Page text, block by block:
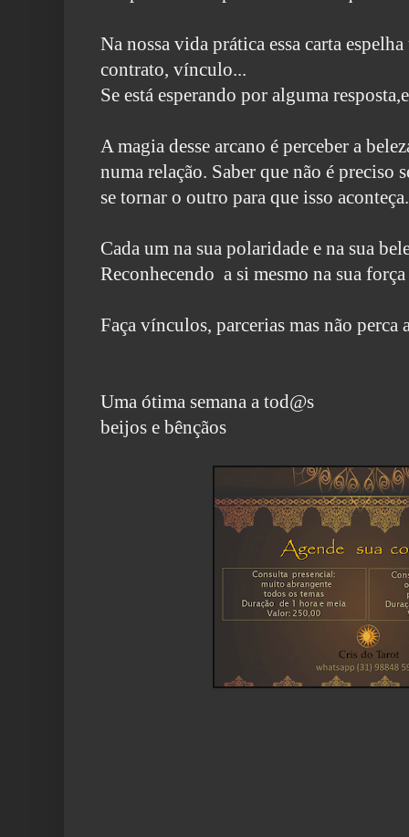
Na nossa vida prática essa carta
contrato, vínculo...
Se está esperando por alguma
A magia desse arcano é perceber a
numa relação. Saber que não é preciso
se tornar o outro para que isso aconteça.
Cada um na sua polaridade e na sua
Reconhecendo a si mesmo na sua
Faça vínculos, parcerias mas não perca
Uma ótima semana a tod@s
beijos e bênçãos